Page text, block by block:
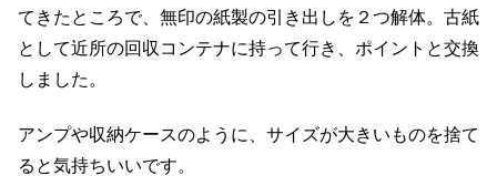
てきたところで、無印の紙製の引き出しを２つ解体。古紙
として近所の回収コンテナに持って行き、ポイントと交換
しました。
アンプや収納ケースのように、サイズが大きいものを捨て
ると気持ちいいです。